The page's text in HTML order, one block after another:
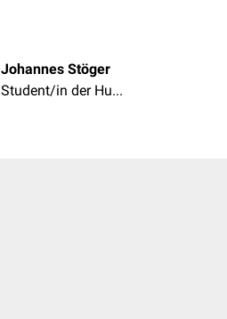
Johannes Stöger
Student/in der Humanmedizin